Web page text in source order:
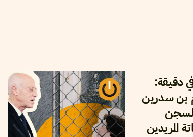
دقيقة:
بن سدرين
المريدين